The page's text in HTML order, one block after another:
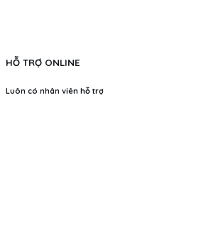
HỖ TRỢ ONLINE
Luôn có nhân viên hỗ trợ